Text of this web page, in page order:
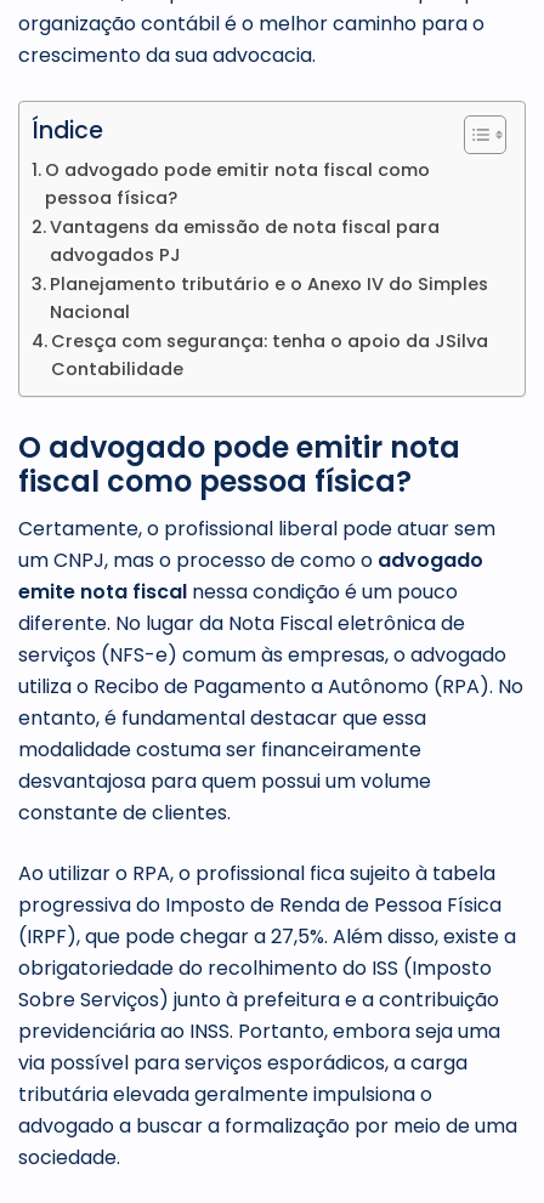
organização contábil é o melhor caminho para o
crescimento da sua advocacia.
Índice
O advogado pode emitir nota fiscal como
pessoa física?
Vantagens da emissão de nota fiscal para
advogados PJ
Planejamento tributário e o Anexo IV do Simples
Nacional
Cresça com segurança: tenha o apoio da JSilva
Contabilidade
O advogado pode emitir nota
fiscal como pessoa física?
Certamente, o profissional liberal pode atuar sem
um CNPJ, mas o processo de como o advogado
emite nota fiscal nessa condição é um pouco
diferente. No lugar da Nota Fiscal eletrônica de
serviços (NFS-e) comum às empresas, o advogado
utiliza o Recibo de Pagamento a Autônomo (RPA). No
entanto, é fundamental destacar que essa
modalidade costuma ser financeiramente
desvantajosa para quem possui um volume
constante de clientes.
Ao utilizar o RPA, o profissional fica sujeito à tabela
progressiva do Imposto de Renda de Pessoa Física
(IRPF), que pode chegar a 27,5%. Além disso, existe a
obrigatoriedade do recolhimento do ISS (Imposto
Sobre Serviços) junto à prefeitura e a contribuição
previdenciária ao INSS. Portanto, embora seja uma
via possível para serviços esporádicos, a carga
tributária elevada geralmente impulsiona o
advogado a buscar a formalização por meio de uma
sociedade.